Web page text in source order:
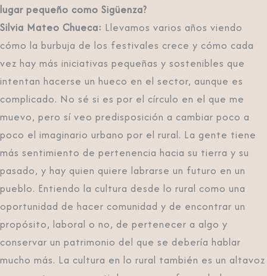
lugar pequeño como Sigüenza?
Silvia Mateo Chueca: Llevamos varios años viendo
cómo la burbuja de los festivales crece y cómo cada
vez hay más iniciativas pequeñas y sostenibles que
intentan hacerse un hueco en el sector, aunque es
complicado. No sé si es por el círculo en el que me
muevo, pero sí veo predisposición a cambiar poco a
poco el imaginario urbano por el rural. La gente tiene
más sentimiento de pertenencia hacia su tierra y su
pasado, y hay quien quiere labrarse un futuro en un
pueblo. Entiendo la cultura desde lo rural como una
oportunidad de hacer comunidad y de encontrar un
propósito, laboral o no, de pertenecer a algo y
conservar un patrimonio del que se debería hablar
mucho más. La cultura en lo rural también es un altavoz